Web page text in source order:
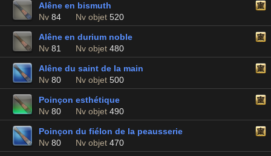
Alêne en bismuth
Nv 84 Nv objet 520
Alêne en durium noble
Nv 81 Nv objet 480
Alêne du saint de la main
Nv 80 Nv objet 500
Poinçon esthétique
Nv 80 Nv objet 490
Poinçon du fiélon de la peausserie
Nv 80 Nv objet 470